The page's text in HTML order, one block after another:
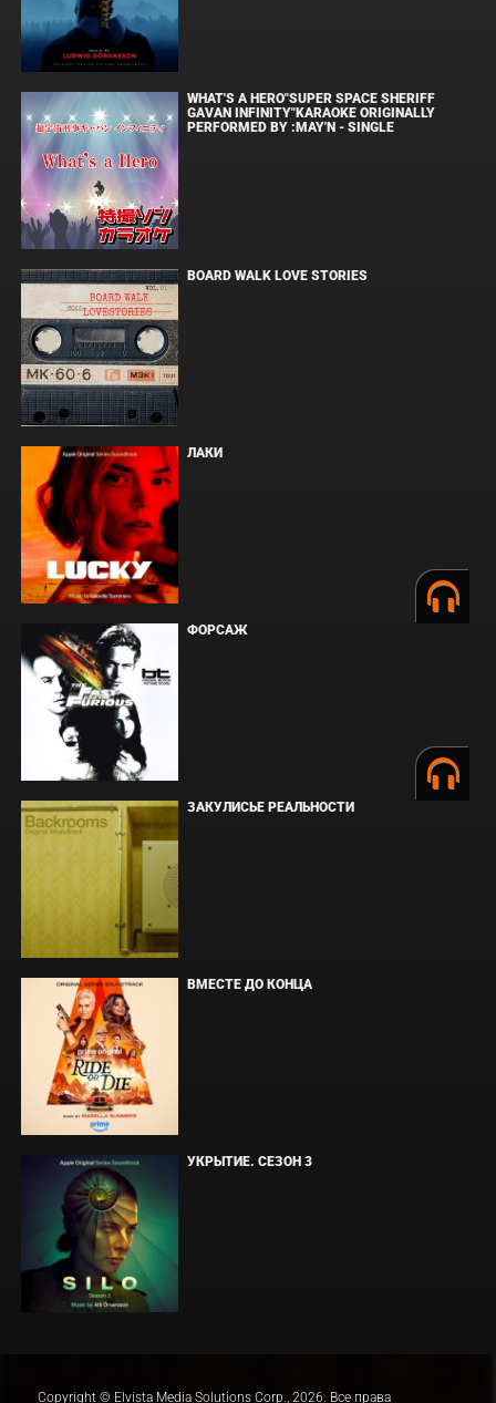
WHAT'S A HERO"SUPER SPACE SHERIFF
GAVAN INFINITY"KARAOKE ORIGINALLY
PERFORMED BY :MAY'N - SINGLE
BOARD WALK LOVE STORIES
ЛАКИ
ФОРСАЖ
ЗАКУЛИСЬЕ РЕАЛЬНОСТИ
ВМЕСТЕ ДО КОНЦА
УКРЫТИЕ. СЕЗОН 3
Copyright © Elvista Media Solutions Corp., 2026. Все права